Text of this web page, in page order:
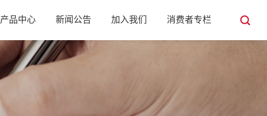
产品中心 新闻公告 加入我们 消费者专栏